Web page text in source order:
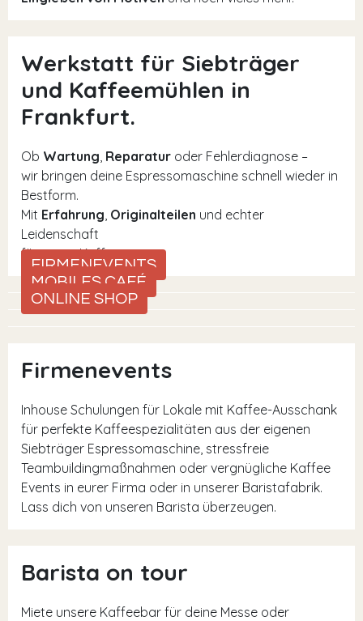
Werkstatt für Siebträger
und Kaffeemühlen in
Frankfurt.
Ob Wartung, Reparatur oder Fehlerdiagnose –
wir bringen deine Espressomaschine schnell wieder in
Bestform.
Mit Erfahrung, Originalteilen und echter
Leidenschaft
für guten Kaffee.
FIRMENEVENTS
MOBILES CAFÉ
ONLINE SHOP
Firmenevents
Inhouse Schulungen für Lokale mit Kaffee-Ausschank
für perfekte Kaffeespezialitäten aus der eigenen
Siebträger Espressomaschine, stressfreie
Teambuildingmaßnahmen oder vergnügliche Kaffee
Events in eurer Firma oder in unserer Baristafabrik.
Lass dich von unseren Barista überzeugen.
Barista on tour
Miete unsere Kaffeebar für deine Messe oder